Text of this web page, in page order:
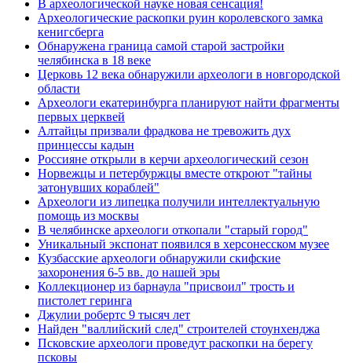
В археологической науке новая сенсация!
Археологические раскопки руин королевского замка
кенигсберга
Обнаружена граница самой старой застройки
челябинска в 18 веке
Церковь 12 века обнаружили археологи в новгородской
области
Археологи екатеринбурга планируют найти фрагменты
первых церквей
Алтайцы призвали фрадкова не тревожить дух
принцессы кадын
Россияне открыли в керчи археологический сезон
Норвежцы и петербуржцы вместе откроют "тайны
затонувших кораблей"
Археологи из липецка получили интеллектуальную
помощь из москвы
В челябинске археологи откопали "старый город"
Уникальный экспонат появился в херсонесском музее
Кузбасские археологи обнаружили скифские
захоронения 6-5 вв. до нашей эры
Коллекционер из барнаула "присвоил" трость и
пистолет геринга
Джулии робертс 9 тысяч лет
Найден "валлийский след" строителей стоунхенджа
Псковские археологи проведут раскопки на берегу
псковы